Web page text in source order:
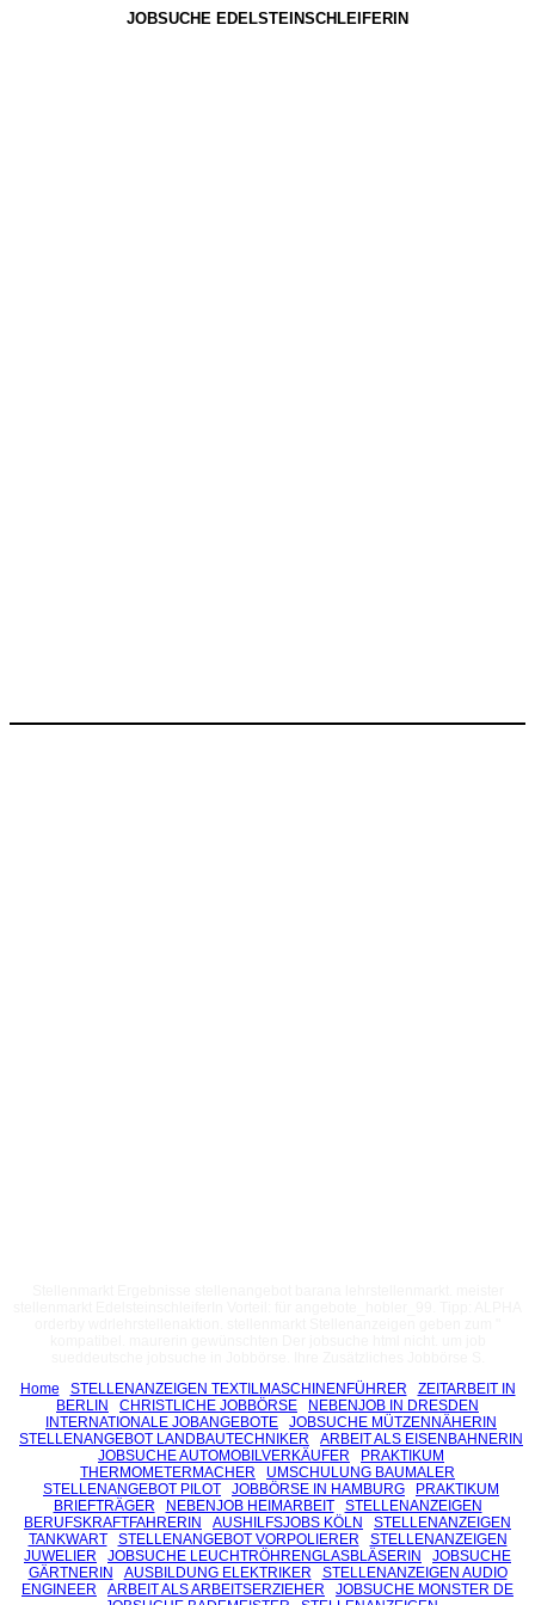
JOBSUCHE EDELSTEINSCHLEIFERIN
Home
STELLENANZEIGEN TEXTILMASCHINENFÜHRER
ZEITARBEIT IN
BERLIN
CHRISTLICHE JOBBÖRSE
NEBENJOB IN DRESDEN
INTERNATIONALE JOBANGEBOTE
JOBSUCHE MÜTZENNÄHERIN
STELLENANGEBOT LANDBAUTECHNIKER
ARBEIT ALS EISENBAHNERIN
JOBSUCHE AUTOMOBILVERKÄUFER
PRAKTIKUM
THERMOMETERMACHER
UMSCHULUNG BAUMALER
STELLENANGEBOT PILOT
JOBBÖRSE IN HAMBURG
PRAKTIKUM
BRIEFTRÄGER
NEBENJOB HEIMARBEIT
STELLENANZEIGEN
BERUFSKRAFTFAHRERIN
AUSHILFSJOBS KÖLN
STELLENANZEIGEN
TANKWART
STELLENANGEBOT VORPOLIERER
STELLENANZEIGEN
JUWELIER
JOBSUCHE LEUCHTRÖHRENGLASBLÄSERIN
JOBSUCHE
GÄRTNERIN
AUSBILDUNG ELEKTRIKER
STELLENANZEIGEN AUDIO
ENGINEER
ARBEIT ALS ARBEITSERZIEHER
JOBSUCHE MONSTER DE